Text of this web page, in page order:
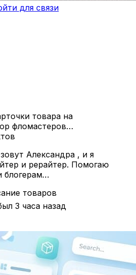
для связи
товара на
фломастеров…
Александра , и я
и рерайтер. Помогаю
блогерам…
товаров
3 часа назад